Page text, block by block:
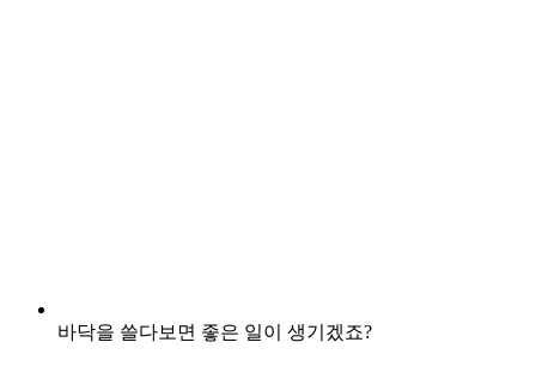
바닥을 쓸다보면 좋은 일이 생기겠죠?